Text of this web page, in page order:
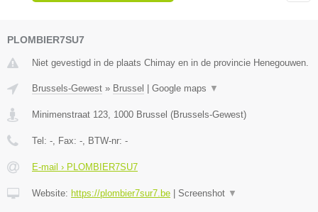
PLOMBIER7SU7
Niet gevestigd in de plaats Chimay en in de provincie Henegouwen.
Brussels-Gewest » Brussel | Google maps ▼
Minimenstraat 123 1000 Brussel (Brussels-Gewest)
Tel: - , Fax: - , BTW-nr: -
E-mail › PLOMBIER7SU7
Website: https://plombier7sur7.be | Screenshot ▼